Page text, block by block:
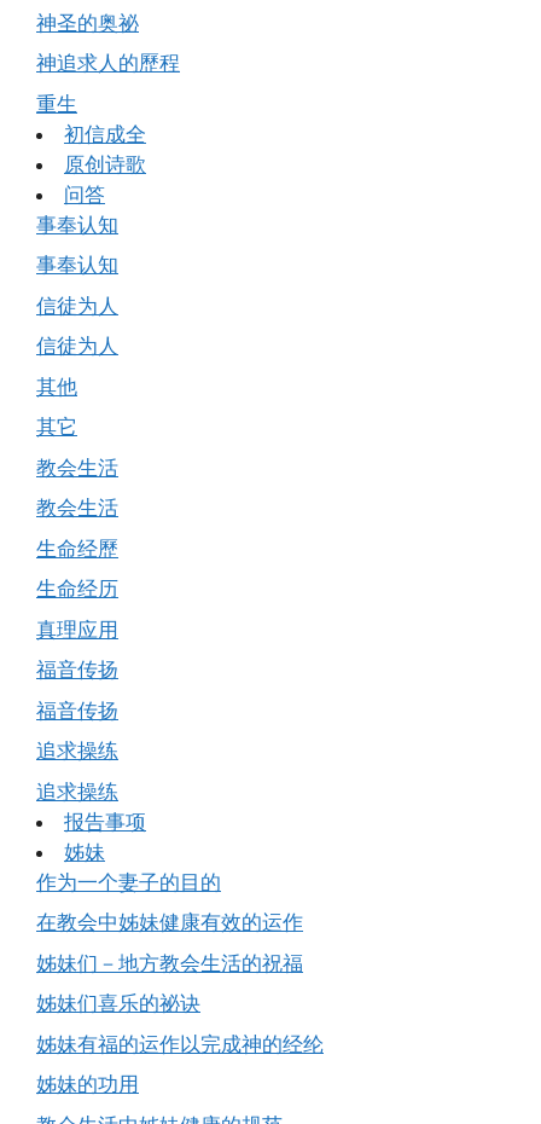
神圣的奥祕
神追求人的歷程
重生
初信成全
原创诗歌
问答
事奉认知
事奉认知
信徒为人
信徒为人
其他
其它
教会生活
教会生活
生命经歷
生命经历
真理应用
福音传扬
福音传扬
追求操练
追求操练
报告事项
姊妹
作为一个妻子的目的
在教会中姊妹健康有效的运作
姊妹们－地方教会生活的祝福
姊妹们喜乐的祕诀
姊妹有福的运作以完成神的经纶
姊妹的功用